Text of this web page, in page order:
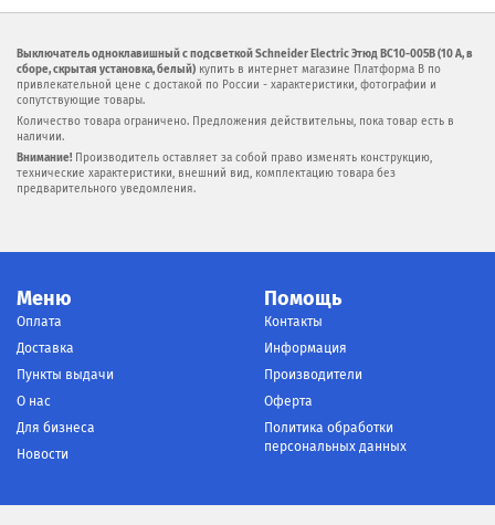
Выключатель одноклавишный с подсветкой Schneider Electric Этюд BC10-005B (10 А, в
сборе, скрытая установка, белый) купить в интернет магазине Платформа В по
привлекательной цене с достакой по России - характеристики, фотографии и
сопутствующие товары.
Количество товара ограничено. Предложения действительны, пока товар есть в
наличии.
Внимание! Производитель оставляет за собой право изменять конструкцию,
технические характеристики, внешний вид, комплектацию товара без
предварительного уведомления.
Меню
Оплата
Доставка
Пункты выдачи
О нас
Для бизнеса
Новости
Помощь
Контакты
Информация
Производители
Оферта
Политика обработки
персональных данных